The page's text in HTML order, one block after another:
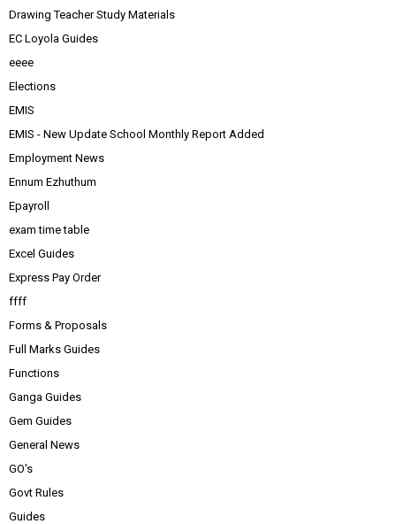
Drawing Teacher Study Materials
EC Loyola Guides
eeee
Elections
EMIS
EMIS - New Update School Monthly Report Added
Employment News
Ennum Ezhuthum
Epayroll
exam time table
Excel Guides
Express Pay Order
ffff
Forms & Proposals
Full Marks Guides
Functions
Ganga Guides
Gem Guides
General News
GO's
Govt Rules
Guides